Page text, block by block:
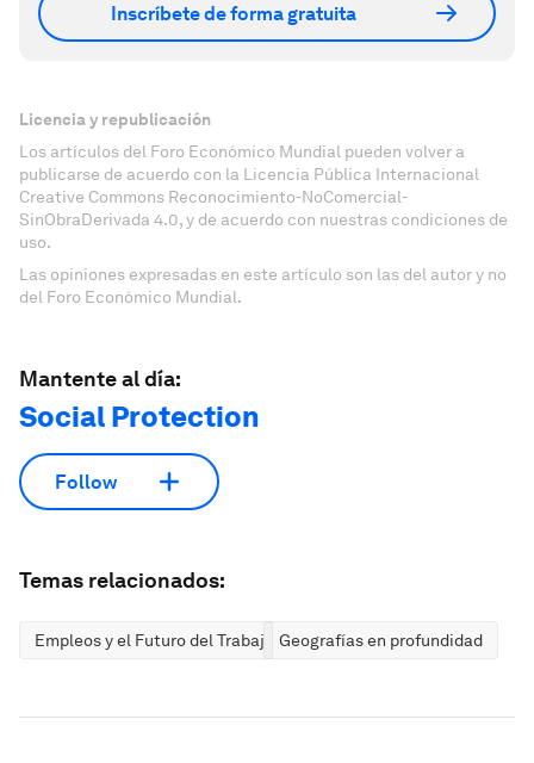
Inscríbete de forma gratuita
Licencia y republicación
Los artículos del Foro Económico Mundial pueden volver a
publicarse de acuerdo con la Licencia Pública Internacional
Creative Commons Reconocimiento-NoComercial-
SinObraDerivada 4.0, y de acuerdo con nuestras condiciones de
uso.
Las opiniones expresadas en este artículo son las del autor y no
del Foro Económico Mundial.
Mantente al día:
Social Protection
Follow
Temas relacionados:
Empleos y el Futuro del Trabajo Geografías en profundidad